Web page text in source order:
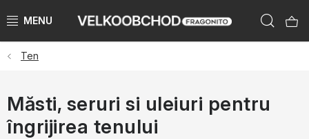
BRANDURI
PŘEDPRODEJ VÁNOCE 2025
NOUTĂTI 2023
Ten
Măsti, seruri si uleiuri pentru
îngrijirea tenului